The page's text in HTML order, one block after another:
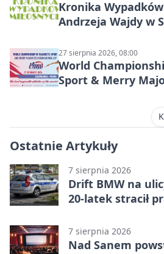
Kronika
Andrzeja Wajdy w
27 sierpnia 2026, 08:00
World
Sport & Merry
Ostatnie Artykuły
7 sierpnia 2026
Drift BMW na
20-latek stracił
7 sierpnia 2026
Nad Sanem